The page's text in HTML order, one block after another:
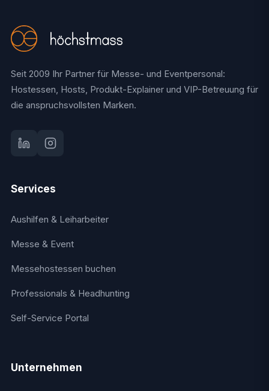
Seit 2009 Ihr Partner für Messe- und Eventpersonal:
Hostessen, Hosts, Produkt-Explainer und VIP-Betreuung für
die anspruchsvollsten Marken.
Services
Aushilfen & Leiharbeiter
Messe & Event
Messehostessen buchen
Professionals & Headhunting
Self-Service Portal
Unternehmen